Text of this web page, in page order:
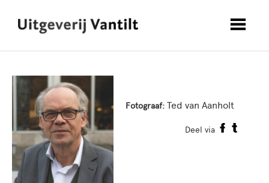
Fotograaf: Ted van Aanholt
Deel via